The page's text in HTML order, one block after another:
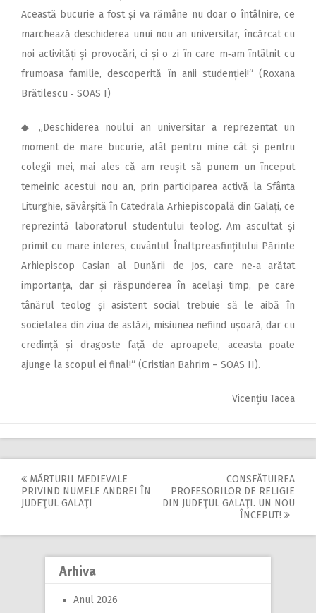
Această bucurie a fost și va rămâne nu doar o întâlnire, ce
marchează deschiderea unui nou an universitar, încărcat cu
noi activități și provocări, ci și o zi în care m‑am întâlnit cu
frumoasa familie, descoperită în anii studenției!“ (Roxana
Brătilescu ‑ SOAS I)
◆ „Deschiderea noului an universitar a reprezentat un
moment de mare bucurie, atât pentru mine cât și pentru
colegii mei, mai ales că am reușit să punem un început
temeinic acestui nou an, prin participarea activă la Sfânta
Liturghie, săvârșită în Catedrala Arhiepiscopală din Galați, ce
reprezintă laboratorul studentului teolog. Am ascultat și
primit cu mare interes, cuvântul Înaltpreasfințitului Părinte
Arhiepiscop Casian al Dunării de Jos, care ne‑a arătat
importanța, dar și răspunderea în același timp, pe care
tânărul teolog și asistent social trebuie să le aibă în
societatea din ziua de astăzi, misiunea nefiind ușoară, dar cu
credință și dragoste față de aproapele, aceasta poate
ajunge la scopul ei final!“ (Cristian Bahrim – SOAS II).
Vicențiu Tacea
Post
MĂRTURII MEDIEVALE
PRIVIND NUMELE ANDREI ÎN
JUDEŢUL GALAŢI
CONSFĂTUIREA
PROFESORILOR DE RELIGIE
DIN JUDEŢUL GALAŢI. UN NOU
ÎNCEPUT!
Arhiva
Anul 2026